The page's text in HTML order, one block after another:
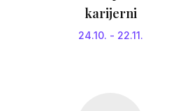
karijerni
24.10. - 22.11.